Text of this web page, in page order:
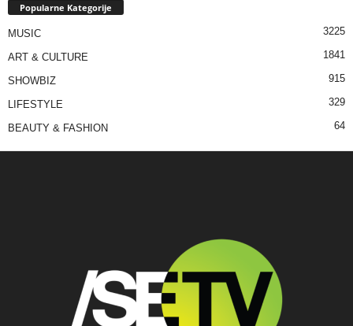
Popularne Kategorije
MUSIC 3225
ART & CULTURE 1841
SHOWBIZ 915
LIFESTYLE 329
BEAUTY & FASHION 64